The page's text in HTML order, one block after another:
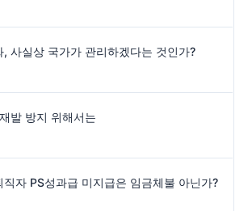
, 사실상 국가가 관리하겠다는 것인가?
발 방지 위해서는
직자 PS성과급 미지급은 임금체불 아닌가?